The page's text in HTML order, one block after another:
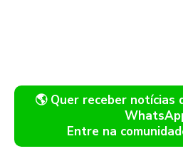
🌎 Quer receber notícias
Entre na